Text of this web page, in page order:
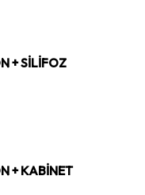
+ SİLİFOZ
+ KABİNET